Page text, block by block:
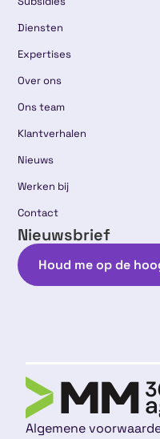
Diensten
Expertises
Over ons
Ons team
Klantverhalen
Nieuws
Werken bij
Contact
Nieuwsbrief
Houd me op de
Algemene